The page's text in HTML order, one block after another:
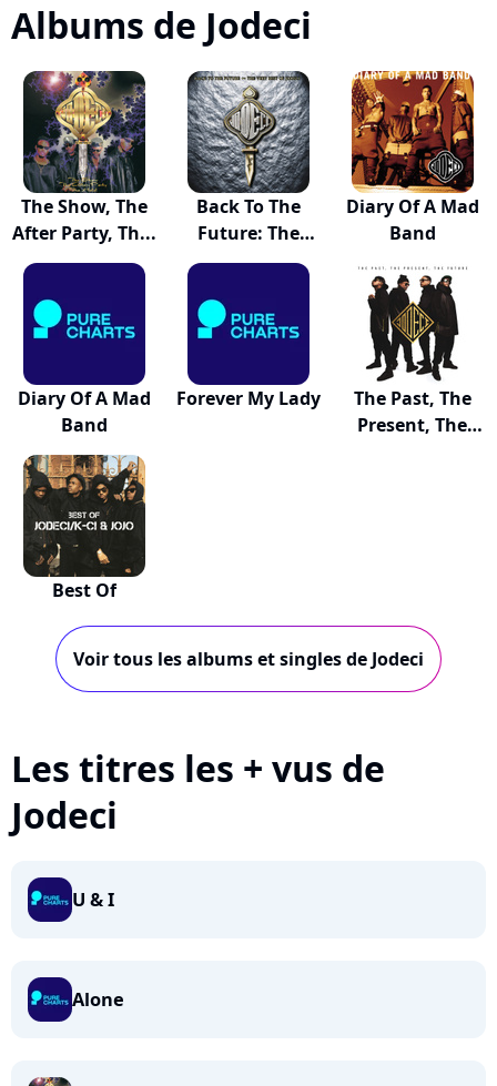
Albums de Jodeci
The Show, The
After Party, Th...
Back To The
Future: The
Very...
Diary Of A Mad
Band
Diary Of A Mad
Band
Forever My Lady
The Past, The
Present, The
Best Of
Voir tous les albums et singles de Jodeci
Les titres les + vus de
Jodeci
U & I
Alone